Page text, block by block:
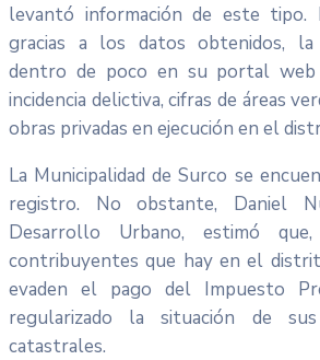
levantó información de este tipo.
gracias a los datos obtenidos, la
dentro de poco en su portal web
incidencia delictiva, cifras de áreas
obras privadas en ejecución en el
La Municipalidad de Surco se
registro. No obstante, Daniel
Desarrollo Urbano, estimó
contribuyentes que hay en el
evaden el pago del Impuesto
regularizado la situación de sus
catastrales.